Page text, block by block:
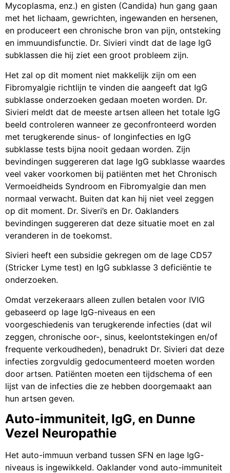
Mycoplasma, enz.) en gisten (Candida) hun gang gaan
met het lichaam, gewrichten, ingewanden en hersenen,
en produceert een chronische bron van pijn, ontsteking
en immuundisfunctie. Dr. Sivieri vindt dat de lage IgG
subklassen die hij ziet een groot probleem zijn.
Het zal op dit moment niet makkelijk zijn om een
Fibromyalgie richtlijn te vinden die aangeeft dat IgG
subklasse onderzoeken gedaan moeten worden. Dr.
Sivieri meldt dat de meeste artsen alleen het totale IgG
beeld controleren wanneer ze geconfronteerd worden
met terugkerende sinus- of longinfecties en IgG
subklasse tests bijna nooit gedaan worden. Zijn
bevindingen suggereren dat lage IgG subklasse waardes
veel vaker voorkomen bij patiënten met het Chronisch
Vermoeidheids Syndroom en Fibromyalgie dan men
normaal verwacht. Buiten dat kan hij niet veel zeggen
op dit moment. Dr. Siveri’s en Dr. Oaklanders
bevindingen suggereren dat deze situatie moet en zal
veranderen in de toekomst.
Sivieri heeft een subsidie ​​gekregen om de lage CD57
(Stricker Lyme test) en IgG subklasse 3 deficiëntie te
onderzoeken.
Omdat verzekeraars alleen zullen betalen voor IVIG
gebaseerd op lage IgG-niveaus en een
voorgeschiedenis van terugkerende infecties (dat wil
zeggen, chronische oor-, sinus, keelontstekingen en/of
frequente verkoudheden), benadrukt Dr. Sivieri dat deze
infecties zorgvuldig gedocumenteerd moeten worden
door artsen. Patiënten moeten een tijdschema of een
lijst van de infecties die ze hebben doorgemaakt aan
hun artsen geven.
Auto-immuniteit, IgG, en Dunne
Vezel Neuropathie
Het auto-immuun verband tussen SFN en lage IgG-
niveaus is ingewikkeld. Oaklander vond auto-immuniteit